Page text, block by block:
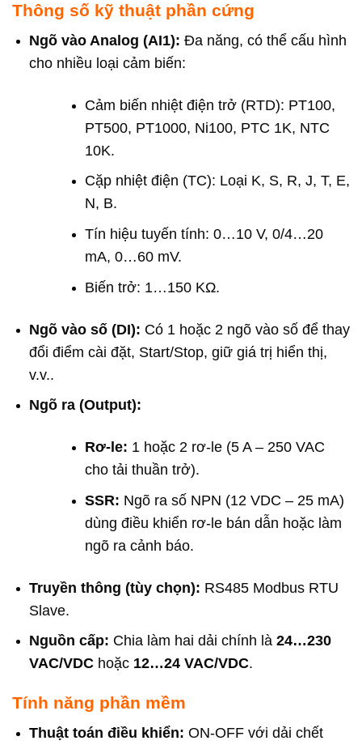
Thông số kỹ thuật phần cứng
Ngõ vào Analog (AI1): Đa năng, có thể cấu hình
cho nhiều loại cảm biến:
Cảm biến nhiệt điện trở (RTD): PT100,
PT500, PT1000, Ni100, PTC 1K, NTC
10K.
Cặp nhiệt điện (TC): Loại K, S, R, J, T, E,
N, B.
Tín hiệu tuyến tính: 0…10 V, 0/4…20
mA, 0…60 mV.
Biến trở: 1…150 KΩ.
Ngõ vào số (DI): Có 1 hoặc 2 ngõ vào số để thay
đổi điểm cài đặt, Start/Stop, giữ giá trị hiển thị,
v.v..
Ngõ ra (Output):
Rơ-le: 1 hoặc 2 rơ-le (5 A – 250 VAC
cho tải thuần trở).
SSR: Ngõ ra số NPN (12 VDC – 25 mA)
dùng điều khiển rơ-le bán dẫn hoặc làm
ngõ ra cảnh báo.
Truyền thông (tùy chọn): RS485 Modbus RTU
Slave.
Nguồn cấp: Chia làm hai dải chính là 24…230
VAC/VDChoặc 12…24 VAC/VDC.
Tính năng phần mềm
Thuật toán điều khiển: ON-OFF với dải chết